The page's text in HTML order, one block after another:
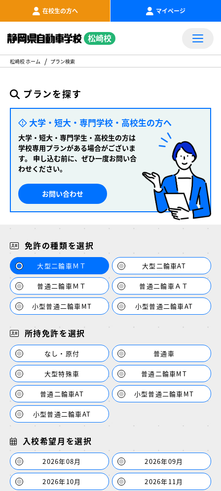
在校生の方へ マイページ
松崎校
松崎校 ホーム プラン検索
プランを探す
大学・短大・専門学校・高校生の方へ
大学・短大・専門学生・高校生の方は
学校専用プランがある場合がございま
す。
申し込む前に、ぜひ一度お問い合
わせください。
お問い合わせ
免許の種類を選択
大型二輪車ＭＴ 大型二輪車AT
普通二輪車ＭＴ 普通二輪車ＡＴ
小型普通二輪車MT 小型普通二輪車AT
所持免許を選択
なし・原付 普通車
大型特殊車 普通二輪車MT
普通二輪車AT 小型普通二輪車MT
小型普通二輪車AT
入校希望月を選択
2026年08月 2026年09月
2026年10月 2026年11月